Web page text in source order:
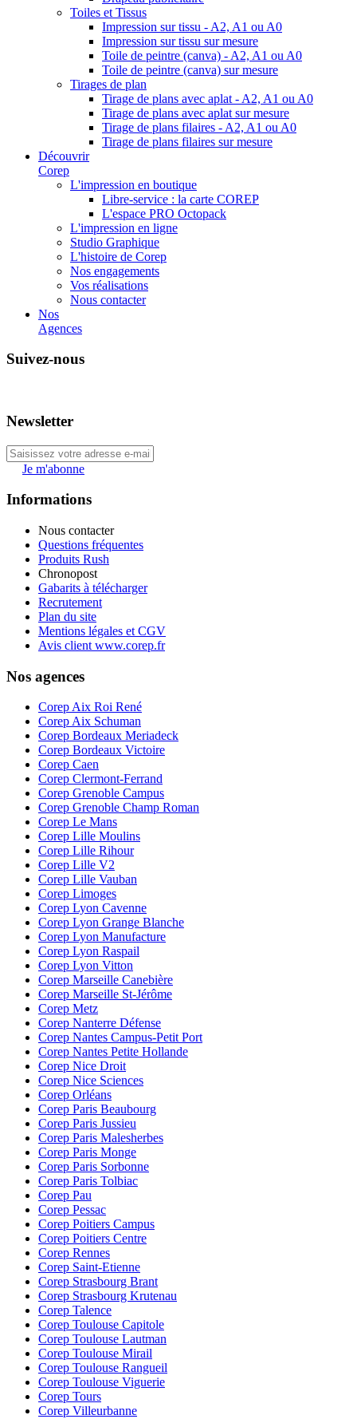
Toiles et Tissus
Impression sur tissu - A2, A1 ou A0
Impression sur tissu sur mesure
Toile de peintre (canva) - A2, A1 ou A0
Toile de peintre (canva) sur mesure
Tirages de plan
Tirage de plans avec aplat - A2, A1 ou A0
Tirage de plans avec aplat sur mesure
Tirage de plans filaires - A2, A1 ou A0
Tirage de plans filaires sur mesure
Découvrir
Corep
L'impression en boutique
Libre-service : la carte COREP
L'espace PRO Octopack
L'impression en ligne
Studio Graphique
L'histoire de Corep
Nos engagements
Vos réalisations
Nous contacter
Nos
Agences
Suivez-nous
Newsletter
Je m'abonne
Informations
Nous contacter
Questions fréquentes
Produits Rush
Chronopost
Gabarits à télécharger
Recrutement
Plan du site
Mentions légales et CGV
Avis client www.corep.fr
Nos agences
Corep Aix Roi René
Corep Aix Schuman
Corep Bordeaux Meriadeck
Corep Bordeaux Victoire
Corep Caen
Corep Clermont-Ferrand
Corep Grenoble Campus
Corep Grenoble Champ Roman
Corep Le Mans
Corep Lille Moulins
Corep Lille Rihour
Corep Lille V2
Corep Lille Vauban
Corep Limoges
Corep Lyon Cavenne
Corep Lyon Grange Blanche
Corep Lyon Manufacture
Corep Lyon Raspail
Corep Lyon Vitton
Corep Marseille Canebière
Corep Marseille St-Jérôme
Corep Metz
Corep Nanterre Défense
Corep Nantes Campus-Petit Port
Corep Nantes Petite Hollande
Corep Nice Droit
Corep Nice Sciences
Corep Orléans
Corep Paris Beaubourg
Corep Paris Jussieu
Corep Paris Malesherbes
Corep Paris Monge
Corep Paris Sorbonne
Corep Paris Tolbiac
Corep Pau
Corep Pessac
Corep Poitiers Campus
Corep Poitiers Centre
Corep Rennes
Corep Saint-Etienne
Corep Strasbourg Brant
Corep Strasbourg Krutenau
Corep Talence
Corep Toulouse Capitole
Corep Toulouse Lautman
Corep Toulouse Mirail
Corep Toulouse Rangueil
Corep Toulouse Viguerie
Corep Tours
Corep Villeurbanne